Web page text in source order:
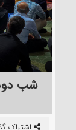
اشتراک